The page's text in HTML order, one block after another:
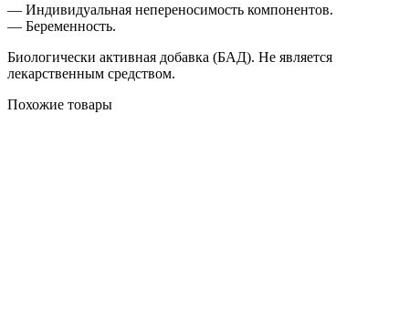
— Индивидуальная непереносимость компонентов.
— Беременность.
Биологически активная добавка (БАД). Не является
лекарственным средством.
Похожие товары